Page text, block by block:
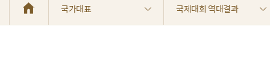
국가대표 국제대회 역대결과